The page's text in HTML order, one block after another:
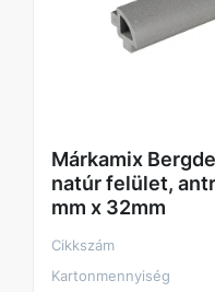
Márkamix
natúr felület,
mm x 32mm
Cikkszám
Kartonmennyiség